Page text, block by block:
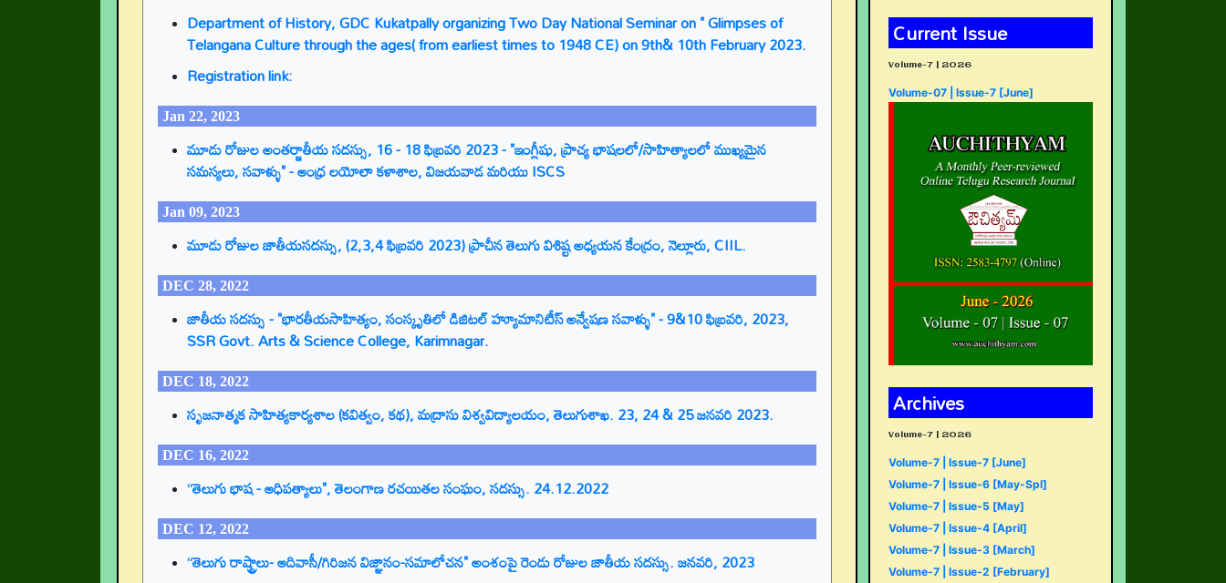
Department of History, GDC Kukatpally organizing Two Day National Seminar on " Glimpses of
Telangana Culture through the ages( from earliest times to 1948 CE) on 9th& 10th February 2023.
Registration link:
Jan 22, 2023
మూడు రోజుల అంతర్జాతీయ సదస్సు, 16 - 18 ఫిబ్రవరి 2023 - "ఇంగ్లీషు, ప్రాచ్య భాషలలో/సాహిత్యాలలో ముఖ్యమైన
సమస్యలు, సవాళ్ళు" - ఆంధ్ర లయోలా కళాశాల, విజయవాడ మరియు ISCS
Jan 09, 2023
మూడు రోజుల జాతీయసదస్సు, (2,3,4 ఫిబ్రవరి 2023) ప్రాచీన తెలుగు విశిష్ట అధ్యయన కేంద్రం, నెల్లూరు, CIIL.
DEC 28, 2022
జాతీయ సదస్సు - "భారతీయసాహిత్యం, సంస్కృతిలో డిజిటల్ హ్యూమానిటీస్ అన్వేషణ సవాళ్ళు" - 9&10 ఫిబ్రవరి, 2023,
SSR Govt. Arts & Science College, Karimnagar.
DEC 18, 2022
సృజనాత్మక సాహిత్యకార్యశాల (కవిత్వం, కథ), మద్రాసు విశ్వవిద్యాలయం, తెలుగుశాఖ. 23, 24 & 25 జనవరి 2023.
DEC 16, 2022
“తెలుగు భాష - ఆధిపత్యాలు", తెలంగాణ రచయితల సంఘం, సదస్సు. 24.12.2022
DEC 12, 2022
“తెలుగు రాష్ట్రాలు- ఆదివాసీ/గిరిజన విజ్ఞానం-సమాలోచన" అంశంపై రెండు రోజుల జాతీయ సదస్సు. జనవరి, 2023
Current Issue
Volume-7 | 2026
Volume-07 | Issue-7 [June]
Archives
Volume-7 | 2026
Volume-7 | Issue-7 [June]
Volume-7 | Issue-6 [May-Spl]
Volume-7 | Issue-5 [May]
Volume-7 | Issue-4 [April]
Volume-7 | Issue-3 [March]
Volume-7 | Issue-2 [February]